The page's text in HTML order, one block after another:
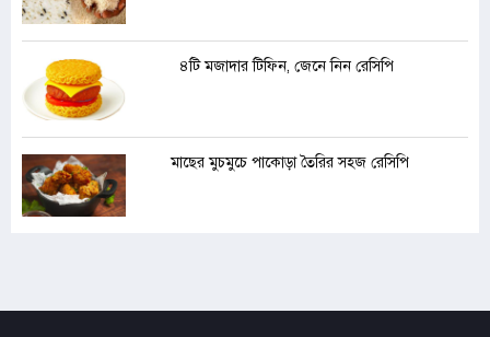
৪টি মজাদার টিফিন, জেনে নিন রেসিপি
মাছের মুচমুচে পাকোড়া তৈরির সহজ রেসিপি